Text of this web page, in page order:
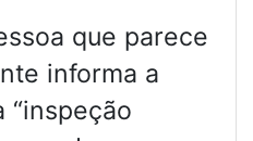
que parece
informa a
“inspeção